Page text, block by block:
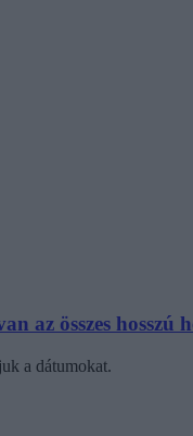
az összes hosszú
a dátumokat.